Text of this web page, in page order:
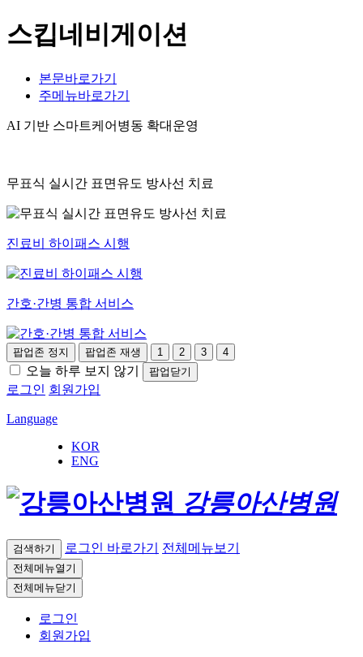
스킵네비게이션
본문바로가기
주메뉴바로가기
AI 기반 스마트케어병동 확대운영
무표식 실시간 표면유도 방사선 치료
진료비 하이패스 시행
간호·간병 통합 서비스
팝업존 정지 팝업존 재생 1 2 3 4
오늘 하루 보지 않기 팝업닫기
로그인 회원가입
Language
KOR
ENG
강릉아산병원
검색하기 로그인 바로가기 전체메뉴보기
전체메뉴열기
전체메뉴닫기
로그인
회원가입